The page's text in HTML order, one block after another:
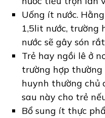
Uống ít nước.
1,5lit nước, trường
nước sẽ gây són
Trẻ hay ngồi lê ở
trường hợp
huynh thường chủ
sau này cho trẻ
Bổ sung ít thực